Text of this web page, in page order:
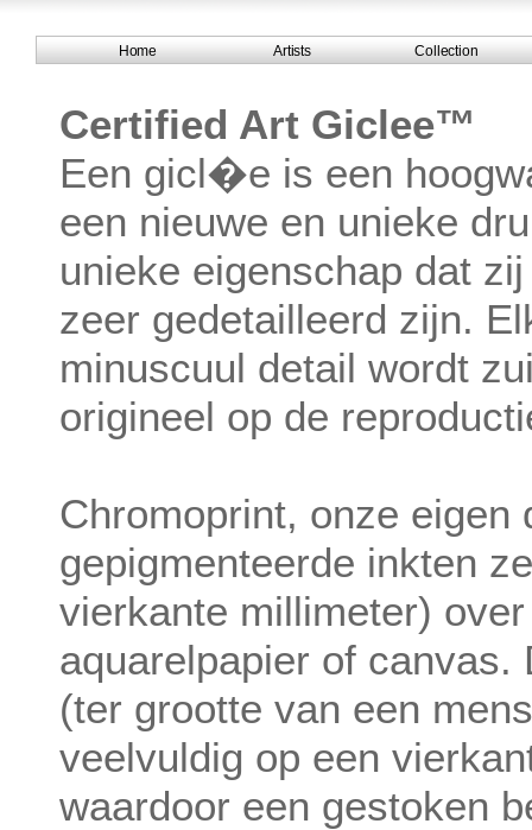
Home Artists Collection
Certified Art Giclee™
Een gicl�e is een
een nieuwe en unieke
unieke eigenschap dat
zeer gedetailleerd zijn.
minuscuul detail wordt
origineel op de
Chromoprint, onze eigen
gepigmenteerde inkten
vierkante millimeter)
aquarelpapier of
(ter grootte van een
veelvuldig op een
waardoor een gestoken